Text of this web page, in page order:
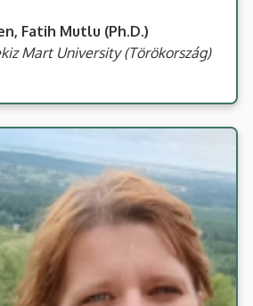
Fatih Mutlu (Ph.D.)
Mart University (Törökország)